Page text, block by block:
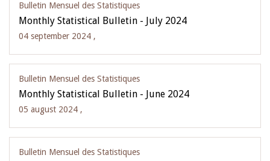
Bulletin Mensuel des Statistiques
Monthly Statistical Bulletin - July 2024
04 september 2024 ,
Bulletin Mensuel des Statistiques
Monthly Statistical Bulletin - June 2024
05 august 2024 ,
Bulletin Mensuel des Statistiques